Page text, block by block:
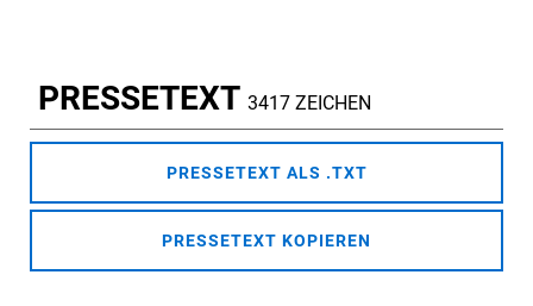
PRESSETEXT 3417 ZEICHEN
PRESSETEXT ALS .TXT
PRESSETEXT KOPIEREN